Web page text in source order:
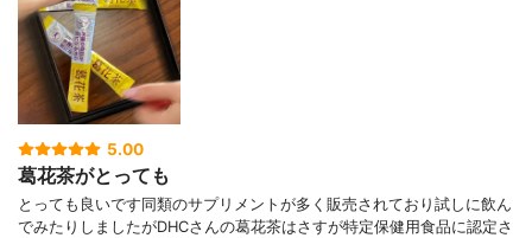
5.00
葛花茶がとっても
とっても良いです同類のサプリメントが多く販売されており試しに飲ん
でみたりしましたがDHCさんの葛花茶はさすが特定保健用食品に認定さ